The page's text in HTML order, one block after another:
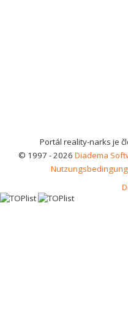
Portál reality-narks je
© 1997 - 2026 Diadema